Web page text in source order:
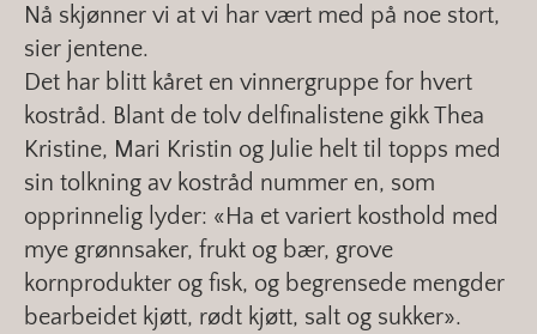
Nå skjønner vi at vi har vært med på noe stort,
sier jentene.
Det har blitt kåret en vinnergruppe for hvert
kostråd. Blant de tolv delfinalistene gikk Thea
Kristine, Mari Kristin og Julie helt til topps med
sin tolkning av kostråd nummer en, som
opprinnelig lyder: «Ha et variert kosthold med
mye grønnsaker, frukt og bær, grove
kornprodukter og fisk, og begrensede mengder
bearbeidet kjøtt, rødt kjøtt, salt og sukker».